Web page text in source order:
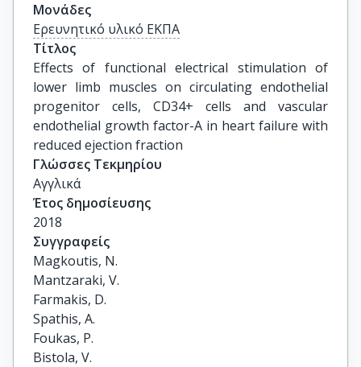
Μονάδες
Ερευνητικό υλικό ΕΚΠΑ
Τίτλος
Effects of functional electrical stimulation of
lower limb muscles on circulating endothelial
progenitor cells, CD34+ cells and vascular
endothelial growth factor-A in heart failure with
reduced ejection fraction
Γλώσσες Τεκμηρίου
Αγγλικά
Έτος δημοσίευσης
2018
Συγγραφείς
Magkoutis, N.
Mantzaraki, V.
Farmakis, D.
Spathis, A.
Foukas, P.
Bistola, V.